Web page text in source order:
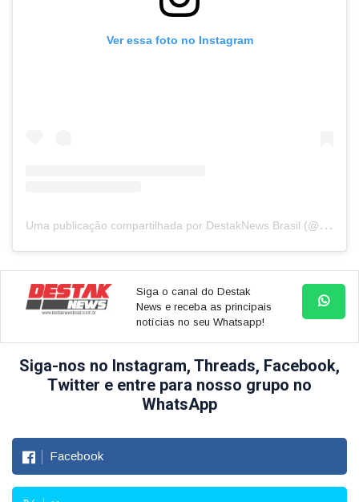
Ver essa foto no Instagram
U
ma publicação compartilhada por DestakNews Brasil (@destaknewsbrasiloficial)
Siga o canal do Destak
News e receba as principais
notícias no seu Whatsapp!
Siga-nos no Instagram, Threads, Facebook,
Twitter e entre para nosso grupo no
WhatsApp
Facebook